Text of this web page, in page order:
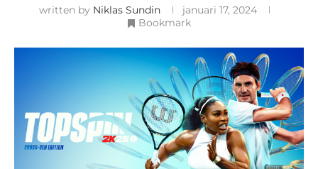
written by Niklas Sundin
januari 17, 2024
Bookmark